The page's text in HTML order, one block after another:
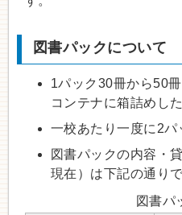
図書パックについて
1パック30冊から50
コンテナに箱詰めし
一校あたり一度に2パ
図書パックの内容・
現在）は下記の通りで
図書パ